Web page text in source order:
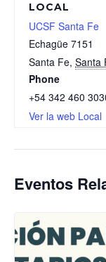
LOCAL
UCSF Santa Fe
Echagüe 7151
Santa Fe, Santa
Phone
+54 342 460
Ver la web Local
Eventos